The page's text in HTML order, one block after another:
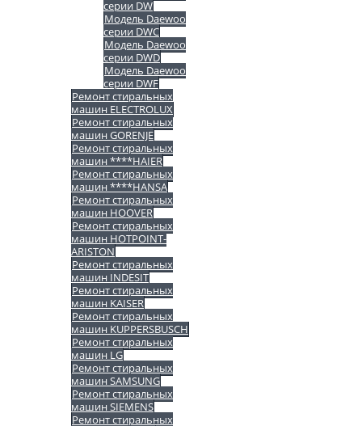
серии DW
Модель Daewoo
серии DWC
Модель Daewoo
серии DWD
Модель Daewoo
серии DWF
Ремонт стиральных
машин ELECTROLUX
Ремонт стиральных
машин GORENJE
Ремонт стиральных
машин ****HAIER
Ремонт стиральных
машин ****HANSA
Ремонт стиральных
машин HOOVER
Ремонт стиральных
машин HOTPOINT-
ARISTON
Ремонт стиральных
машин INDESIT
Ремонт стиральных
машин KAISER
Ремонт стиральных
машин KUPPERSBUSCH
Ремонт стиральных
машин LG
Ремонт стиральных
машин SAMSUNG
Ремонт стиральных
машин SIEMENS
Ремонт стиральных